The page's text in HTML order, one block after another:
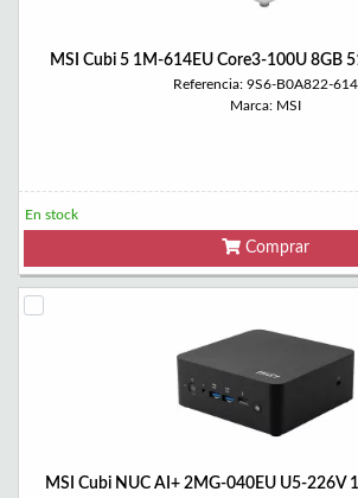
MSI Cubi 5 1M-614EU Core3-100U 8GB
Referencia: 9S6-B0A822-614
Marca: MSI
En stock
Comprar
MSI Cubi NUC AI+ 2MG-040EU U5-226V